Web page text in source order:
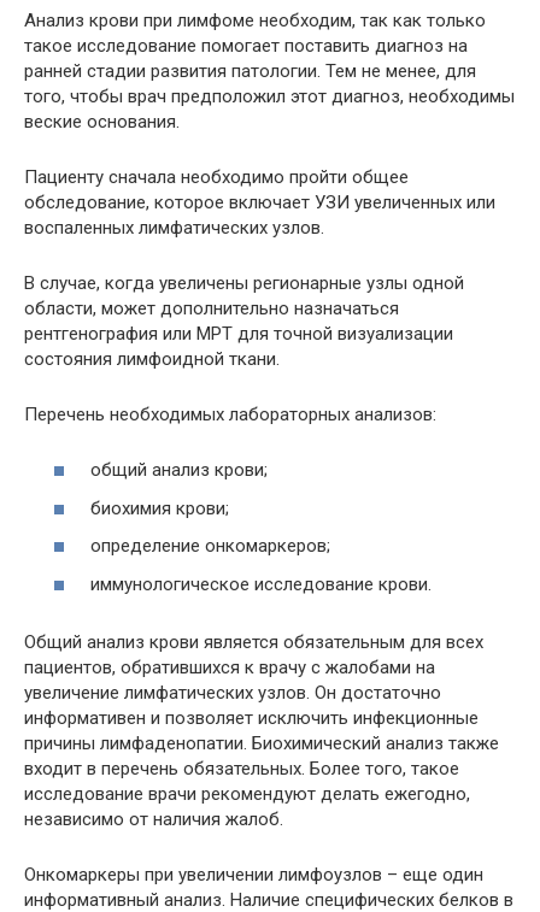
Анализ крови при лимфоме необходим, так как только
такое исследование помогает поставить диагноз на
ранней стадии развития патологии. Тем не менее, для
того, чтобы врач предположил этот диагноз, необходимы
веские основания.
Пациенту сначала необходимо пройти общее
обследование, которое включает УЗИ увеличенных или
воспаленных лимфатических узлов.
В случае, когда увеличены регионарные узлы одной
области, может дополнительно назначаться
рентгенография или МРТ для точной визуализации
состояния лимфоидной ткани.
Перечень необходимых лабораторных анализов:
общий анализ крови;
биохимия крови;
определение онкомаркеров;
иммунологическое исследование крови.
Общий анализ крови является обязательным для всех
пациентов, обратившихся к врачу с жалобами на
увеличение лимфатических узлов. Он достаточно
информативен и позволяет исключить инфекционные
причины лимфаденопатии. Биохимический анализ также
входит в перечень обязательных. Более того, такое
исследование врачи рекомендуют делать ежегодно,
независимо от наличия жалоб.
Онкомаркеры при увеличении лимфоузлов – еще один
информативный анализ. Наличие специфических белков в